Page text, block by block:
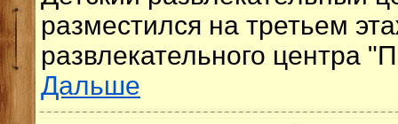
разместился на третьем
развлекательного центра
Дальше